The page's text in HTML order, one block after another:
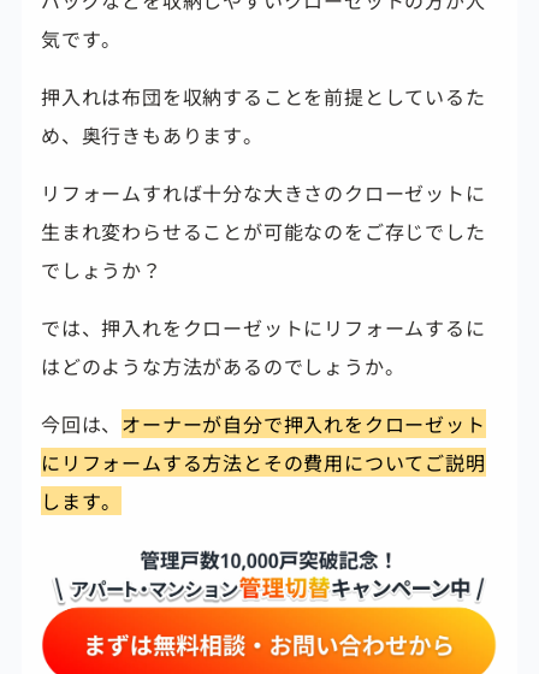
気です。
押入れは布団を収納することを前提としているた
め、奥行きもあります。
リフォームすれば十分な大きさのクローゼットに
生まれ変わらせることが可能なのをご存じでした
でしょうか？
では、押入れをクローゼットにリフォームするに
はどのような方法があるのでしょうか。
今回は、 オーナーが自分で押入れをクローゼット
にリフォームする方法とその費用についてご説明
します。